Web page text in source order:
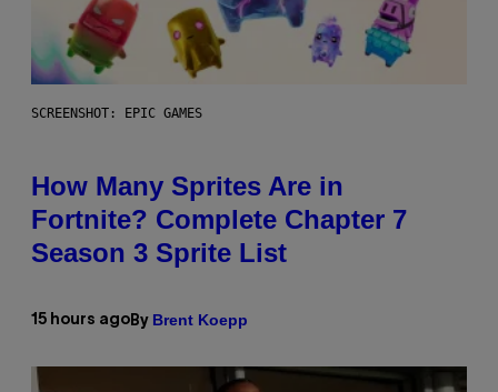
SCREENSHOT: EPIC GAMES
How Many Sprites Are in
Fortnite? Complete Chapter 7
Season 3 Sprite List
15 hours ago By Brent Koepp